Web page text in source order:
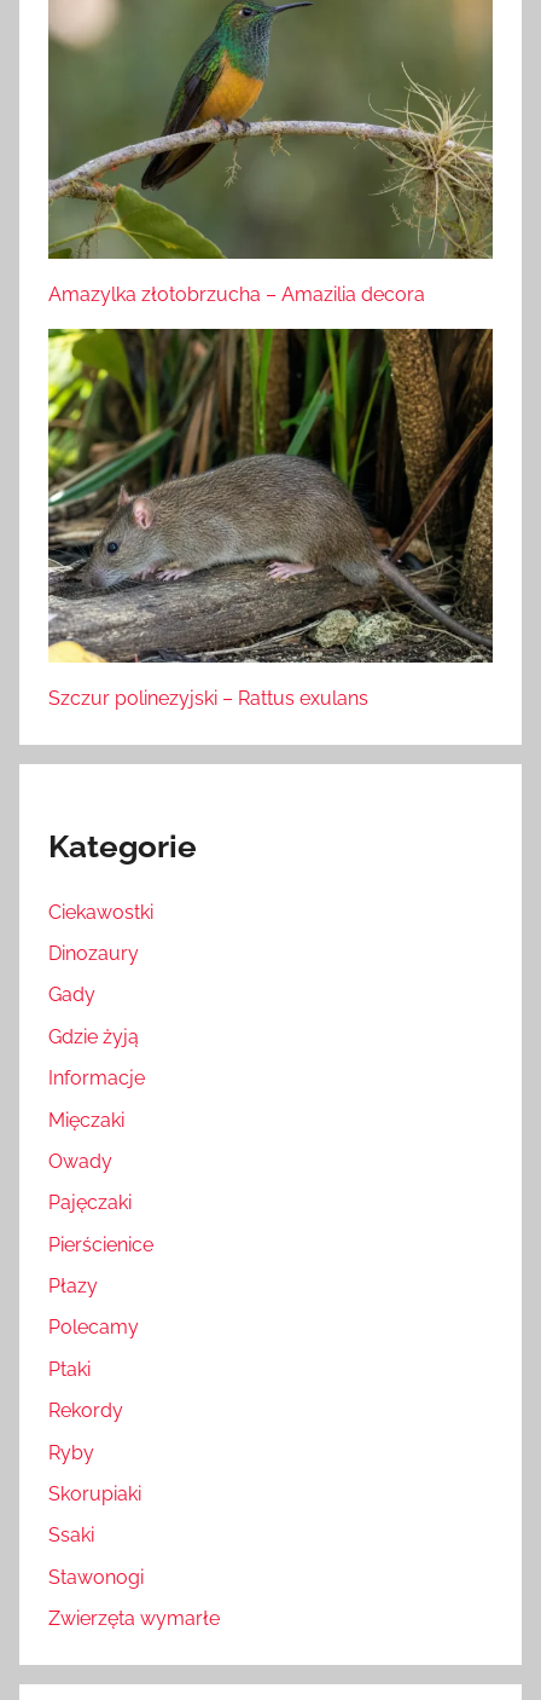
Amazylka złotobrzucha – Amazilia decora
Szczur polinezyjski – Rattus exulans
Kategorie
Ciekawostki
Dinozaury
Gady
Gdzie żyją
Informacje
Mięczaki
Owady
Pajęczaki
Pierścienice
Płazy
Polecamy
Ptaki
Rekordy
Ryby
Skorupiaki
Ssaki
Stawonogi
Zwierzęta wymarłe